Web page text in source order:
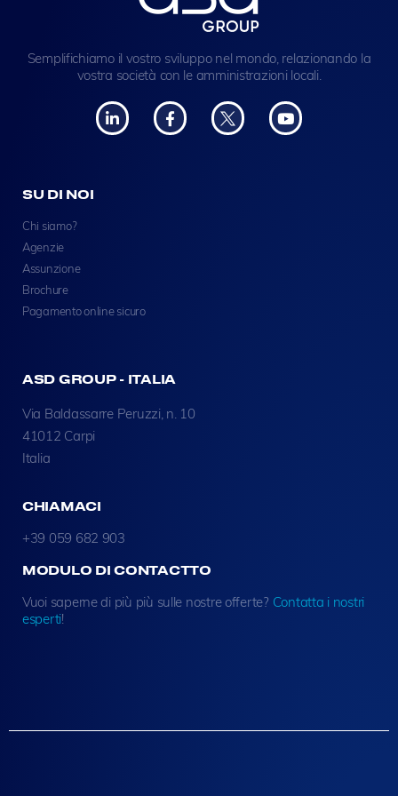
Semplifichiamo il vostro sviluppo nel mondo, relazionando la
vostra società con le amministrazioni locali.
SU DI NOI
Chi siamo?
Agenzie
Assunzione
Brochure
Pagamento online sicuro
ASD GROUP - ITALIA
Via Baldassarre Peruzzi, n. 10
41012 Carpi
Italia
CHIAMACI
+39 059 682 903
MODULO DI CONTACTTO
Vuoi saperne di più più sulle nostre offerte? Contatta i nostri
esperti!